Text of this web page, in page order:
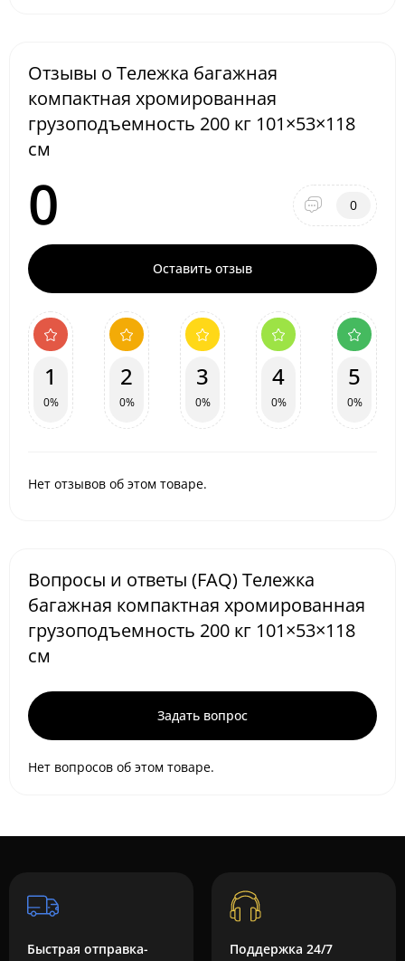
Отзывы о Тележка багажная
компактная хромированная
грузоподъемность 200 кг 101×53×118
см
0 0
Оставить отзыв
1
0%
2
0%
3
0%
4
0%
5
0%
Нет отзывов об этом товаре.
Вопросы и ответы (FAQ) Тележка
багажная компактная хромированная
грузоподъемность 200 кг 101×53×118
см
Задать вопрос
Нет вопросов об этом товаре.
Быстрая отправка-
Поддержка 24/7